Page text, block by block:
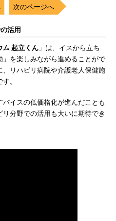
次のページへ
活用
ム 起立くん 」は、イスから立ち
」を楽しみながら進めることがで
リハビリ病院や介護老人保健施
。
イスの低価格化が進んだことも
分野での活用も大いに期待でき